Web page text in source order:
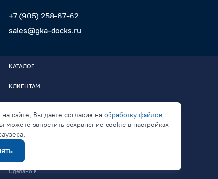
+7 (905) 258-67-62
sales@gka-docks.ru
КАТАЛОГ
КЛИЕНТАМ
СВЯЗАТЬСЯ
Политика конфиденциальности
Сделано в
на сайте, Вы даете согласие на обработку файлов
можете запретить сохранение cookie в настройках